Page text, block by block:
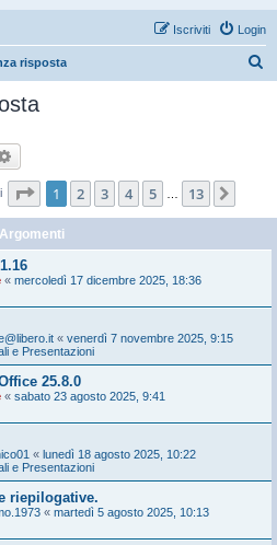
Login
Iscriviti
risposta
Pagina di 13
1 2 3 4 5 13
Argomenti
« mercoledì 17 dicembre 2025, 18:36
« venerdì 7 novembre 2025, 9:15
e Presentazioni
25.8.0
« sabato 23 agosto 2025, 9:41
« lunedì 18 agosto 2025, 10:22
e Presentazioni
riepilogative.
« martedì 5 agosto 2025, 10:13